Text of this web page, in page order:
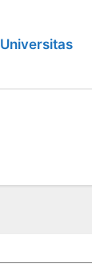
Universitas